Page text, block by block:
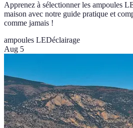
Apprenez à sélectionner les ampoules
maison avec notre guide pratique et
comme jamais !
ampoules LEDéclairage
Aug 5